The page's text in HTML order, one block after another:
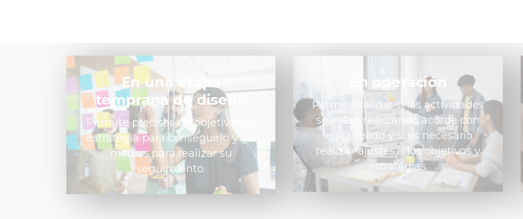
En una etapa
temprana de diseño
Permite precisar los objetivos, la
estrategia para conseguirlo y los
medios para realizar su
seguimiento.
En operación
Permite validar si las actividades
se están realizando acorde con
lo planeado y si es necesario
realizar ajustes a los objetivos y
estrategias.